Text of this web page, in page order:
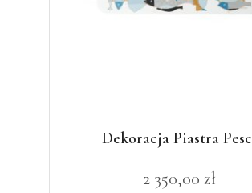
Dekoracja Piastra
2 350,00zł